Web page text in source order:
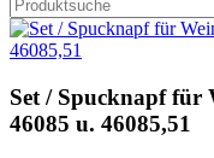
Set / Spucknapf für
46085 u. 46085,51